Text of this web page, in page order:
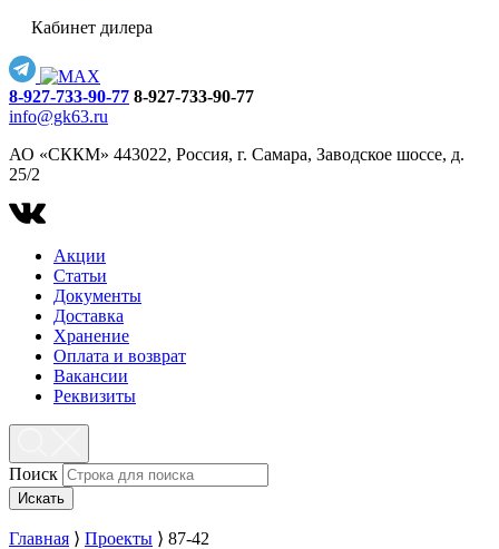
Кабинет дилера
8-927-733-90-77 8-927-733-90-77
info@gk63.ru
АО «СККМ» 443022, Россия, г. Самара, Заводское шоссе, д.
25/2
Акции
Статьи
Документы
Доставка
Хранение
Оплата и возврат
Вакансии
Реквизиты
Поиск
Искать
Главная ⟩ Проекты ⟩ 87-42